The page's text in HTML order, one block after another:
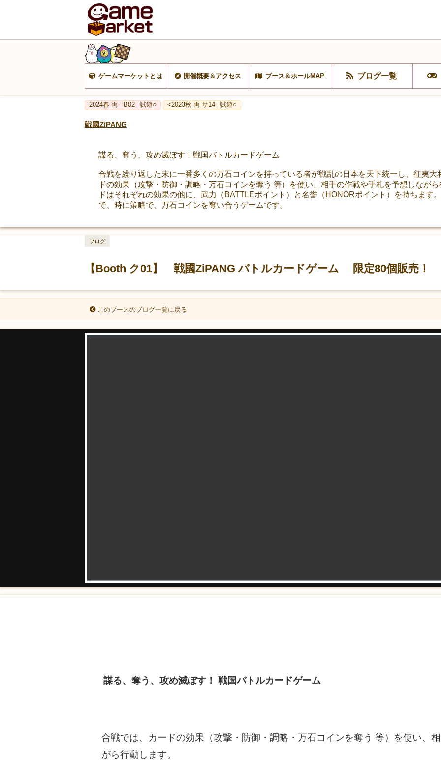
ゲームマーケットとは 開催概要＆アクセス ブース＆ホールMAP ブログ一覧
2024春 両 - B02 試遊○ <2023秋 両-サ14 試遊○
戦國ZiPANG
謀る、奪う、攻め滅ぼす！戦国バトルカードゲーム
合戦を繰り返した末に一番多くの万石コインを持っている者が戦乱の日本を天下統一し、征夷
ドの効果（攻撃・防御・調略・万石コインを奪う 等）を使い、相手の作戦や手札を予想しなが
ドはそれぞれの効果の他に、武力（BATTLEポイント）と名誉（HONORポイント）を持ちます
で、時に策略で、万石コインを奪い合うゲームです。
【Booth ク01】 戦國ZiPANG バトルカードゲーム 限定80個販売！
ブログ
このブースのブログ一覧に戻る
謀る、奪う、攻め滅ぼす！ 戦国バトルカードゲーム
合戦では、カードの効果（攻撃・防御・調略・万石コインを奪う 等）を使い、
がら行動します。